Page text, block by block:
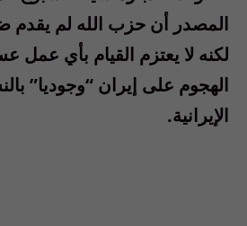
المصدر أن حزب الله لم يقدم
لكنه لا يعتزم القيام بأي
الهجوم على إيران “وجوديا”
الإيرانية.